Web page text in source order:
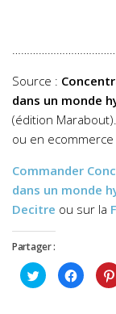
Source :
dans un monde
(édition
ou en ecommerce
Commander
dans un monde
Decitre ou sur la
Partager :
Cliquez
pour
partager
Cliquez
pour
partager